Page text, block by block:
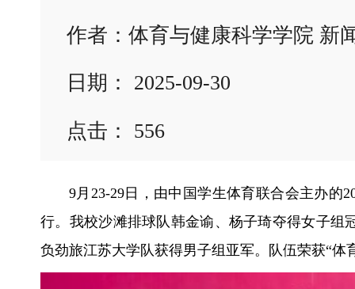
作者：体育与健康科学学院 新
日期： 2025-09-30
点击： 556
9月23-29日，由中国学生体育联合会主办的
行。我校沙滩排球队韩金谕、杨子琦夺得女子组
负劲旅江苏大学队获得男子组亚军。队伍荣获“体